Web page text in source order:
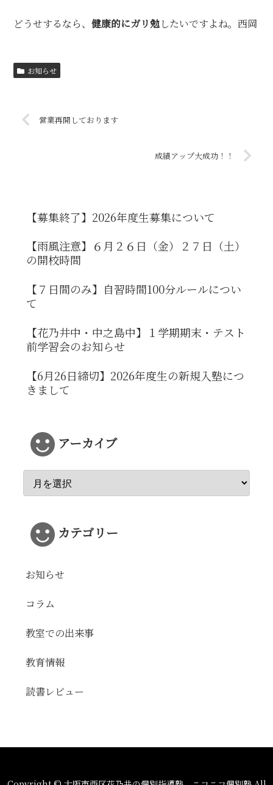
どうせするなら、健康的にガリ勉したいですよね。西岡
お知らせ
営業再開しております
成績アップ大成功！！
【募集終了】2026年度生募集について
【雨風注意】６月２６日（金）２７日（土）
の開校時間
【７日間のみ】自習時間100分ルールについ
て
【花乃井中・中之島中】１学期期末・テスト
前学習会のお知らせ
【6月26日締切】2026年度生の新規入塾につ
きまして
アーカイブ
カテゴリー
お知らせ
コラム
教室での出来事
教育情報
読書レビュー